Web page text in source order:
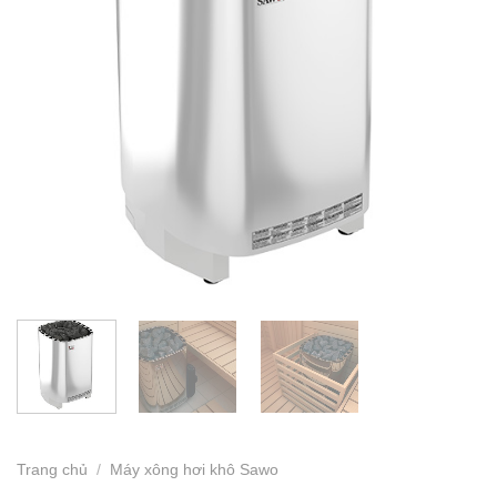
Trang chủ / Máy xông hơi khô Sawo